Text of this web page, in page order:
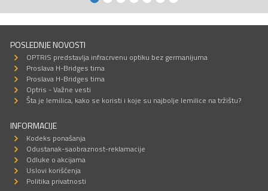
POSLEDNJE NOVOSTI
OPTRIS predstavlja infracrvenu optiku bez germanijuma
Proslava H-Bridges tima
Proslava H-Bridges tima
Optris - Važne vesti
Šta je lemilica, kako se koristi i koje su najbolje lemilice na tržištu?
INFORMACIJE
Kodeks ponašanja
Odustanak-saobraznost-reklamacije
Odluke o akcijama
Uslovi korišćenja
Politika privatnosti